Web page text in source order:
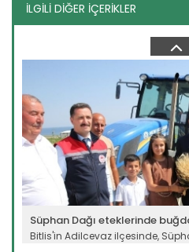
İLGİLİ DİĞER İÇERİKLER
Kars’ta "Taner" buğdayı ile...
Kars'ta Tarım ve Orman
Süphan Dağı eteklerinde
Bitlis'in Adilcevaz ilçesinde,